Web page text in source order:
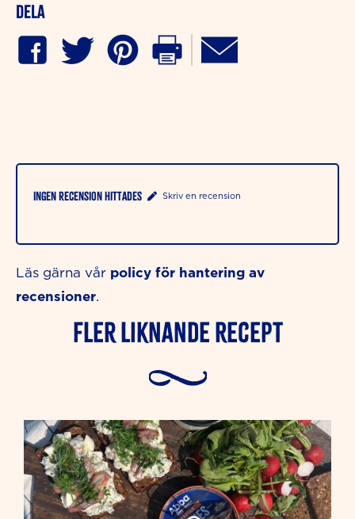
Dela
Ingen recension hittades Skriv en recension
Läs gärna vår policy för hantering av
recensioner.
Fler liknande Recept